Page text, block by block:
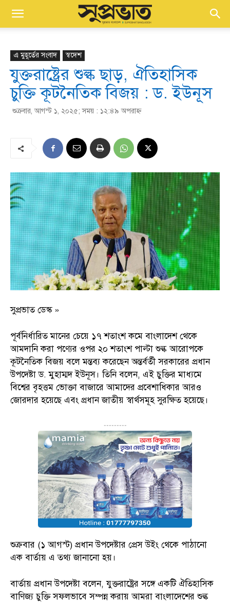
এ মুহূর্তের সংবাদ স্বদেশ
যুক্তরাষ্ট্রের শুল্ক ছাড়, ঐতিহাসিক
চুক্তি কূটনৈতিক বিজয় : ড. ইউনূস
শুক্রবার, আগস্ট ১, ২০২৫; সময় : ১২:৪৯ অপরাহ্ণ
সুপ্রভাত ডেস্ক »
পূর্বনির্ধারিত মানের চেয়ে ১৭ শতাংশ কমে বাংলাদেশ থেকে
আমদানি করা পণ্যের ওপর ২০ শতাংশ পাল্টা শুল্ক আরোপকে
কূটনৈতিক বিজয় বলে মন্তব্য করেছেন অন্তর্বর্তী সরকারের প্রধান
উপদেষ্টা ড. মুহাম্মদ ইউনূস। তিনি বলেন, এই চুক্তির মাধ্যমে
বিশ্বের বৃহত্তম ভোক্তা বাজারে আমাদের প্রবেশাধিকার আরও
জোরদার হয়েছে এবং প্রধান জাতীয় স্বার্থসমূহ সুরক্ষিত হয়েছে।
---------
শুক্রবার (১ আগস্ট) প্রধান উপদেষ্টার প্রেস উইং থেকে পাঠানো
এক বার্তায় এ তথ্য জানানো হয়।
বার্তায় প্রধান উপদেষ্টা বলেন, যুক্তরাষ্ট্রের সঙ্গে একটি ঐতিহাসিক
বাণিজ্য চুক্তি সফলভাবে সম্পন্ন করায় আমরা বাংলাদেশের শুল্ক